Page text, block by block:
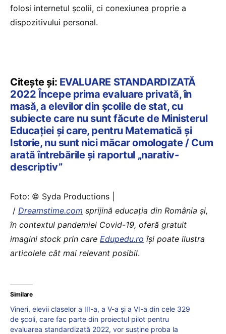
folosi internetul școlii, ci conexiunea proprie a
dispozitivului personal.
Citește și: EVALUARE STANDARDIZATĂ
2022 Începe prima evaluare privată, în
masă, a elevilor din școlile de stat, cu
subiecte care nu sunt făcute de Ministerul
Educației și care, pentru Matematică și
Istorie, nu sunt nici măcar omologate / Cum
arată întrebările și raportul „narativ-
descriptiv”
Foto: © Syda Productions |
/ Dreamstime.com sprijină educaţia din România şi,
în contextul pandemiei Covid-19, oferă gratuit
imagini stock prin care Edupedu.ro îşi poate ilustra
articolele cât mai relevant posibil.
Similare
Vineri, elevii claselor a III-a, a V-a și a VI-a din cele 329
de școli, care fac parte din proiectul pilot pentru
evaluarea standardizată 2022, vor susține proba la